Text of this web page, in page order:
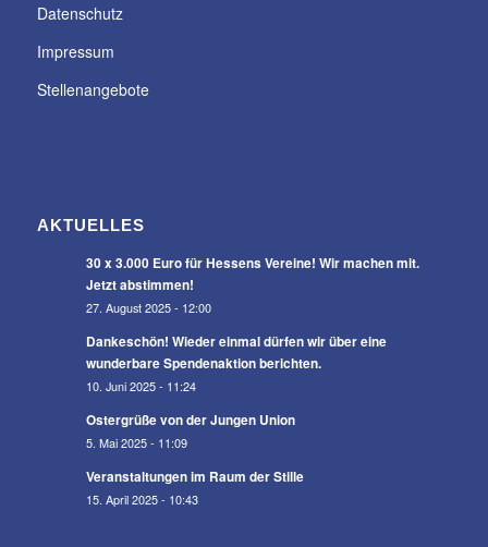
Datenschutz
Impressum
Stellenangebote
AKTUELLES
30 x 3.000 Euro für Hessens Vereine! Wir machen mit.
Jetzt abstimmen!
27. August 2025 - 12:00
Dankeschön! Wieder einmal dürfen wir über eine
wunderbare Spendenaktion berichten.
10. Juni 2025 - 11:24
Ostergrüße von der Jungen Union
5. Mai 2025 - 11:09
Veranstaltungen im Raum der Stille
15. April 2025 - 10:43